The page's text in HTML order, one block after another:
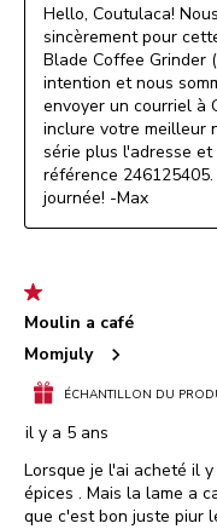
Hello, Coutulaca!
sincèrement pour
Blade Coffee Grinder
intention et nous
envoyer un courriel à
inclure votre meilleur
série plus l'adresse
référence
journée! -Max
1 étoile(s) sur 5.
Moulin a café
Momjuly
ÉCHANTILLON DU
il y a 5 ans
Lorsque je l'ai acheté il
épices . Mais la lame a
que c'est bon juste piur